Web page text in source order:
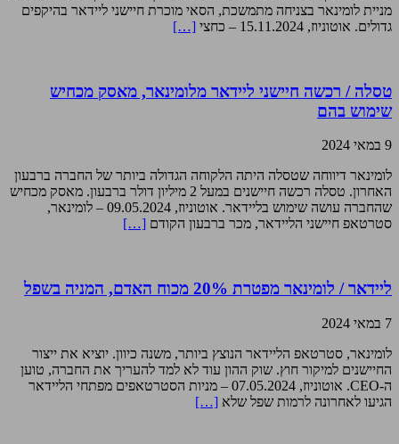
מניית לומינאר בצניחה מתמשכת, הסאי מוכרת חיישני ליידאר בהיקפים
גדולים. אוטוניוז, 15.11.2024 – כחצי
[…]
טסלה / רכשה חיישני ליידאר מלומינאר, מאסק מכחיש
שימוש בהם
9 במאי 2024
לומינאר דיווחה שטסלה היתה הלקוחה הגדולה ביותר של החברה ברבעון
האחרון. טסלה רכשה חיישנים במעל 2 מיליון דולר ברבעון. מאסק מכחיש
שהחברה עושה שימוש בליידאר. אוטוניוז, 09.05.2024 – לומינאר,
סטרטאפ חיישני הליידאר, מכר ברבעון הקודם […]
ליידאר / לומינאר מפטרת 20% מכוח האדם, המניה בשפל
7 במאי 2024
לומינאר, סטרטאפ הליידאר הנוצץ ביותר, משנה כיוון. יוציא את ייצור
החיישנים למיקור חוץ. שוק ההון עוד לא למד להעריך את החברה, טוען
ה-CEO. אוטוניוז, 07.05.2024 – מניות הסטרטאפים מפתחי הליידאר
הגיעו לאחרונה לרמות שפל שלא […]